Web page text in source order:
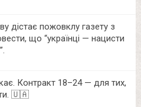
дістає пожовклу газету з
що “українці — нацисти
Контракт 18–24 — для тих,
🇺🇦